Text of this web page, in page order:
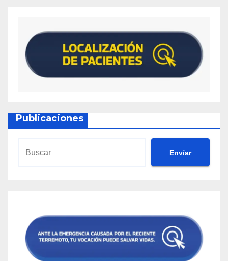
Publicaciones
Envíar